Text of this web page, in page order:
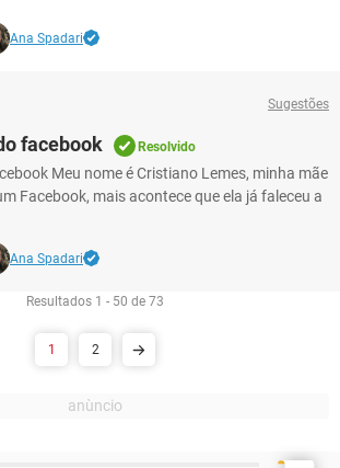
Ana Spadari
Sugestões
facebook Resolvido
Meu nome é Cristiano Lemes, minha mãe
Facebook, mais acontece que ela já faleceu a
Ana Spadari
Resultados 1 - 50 de 73
1 2